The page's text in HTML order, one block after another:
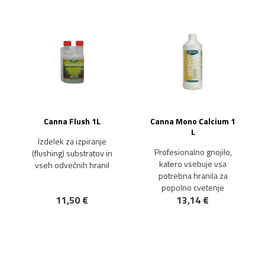
Canna Flush 1L
Izdelek za izpiranje
(flushing) substratov in
vseh odvečnih hranil
11,50 €
Canna Mono Calcium 1
L
Profesionalno gnojilo,
katero vsebuje vsa
potrebna hranila za
popolno cvetenje
13,14 €